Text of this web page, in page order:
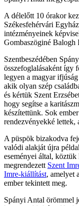
A délelőtt 10 órakor
Székesfehérvári
intézményeinek
Gombaszöginé Balogh
Szentbeszédében
összefoglalásaként így
legyen a magyar
akik olyan szép
és kértük Szent
hogy segítse a
készítettünk. Sok
rendezvényekké lettek,
A püspök bizakodva
valódi alakját újra
eseményei által,
megrendezett Szent
Imre-kiállítást, amelyet
ember tekintett meg.
Spányi Antal örömmel